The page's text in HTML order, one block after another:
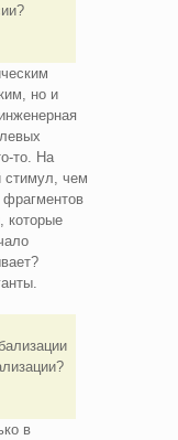
но и
то. На
стимул, чем
которые
в